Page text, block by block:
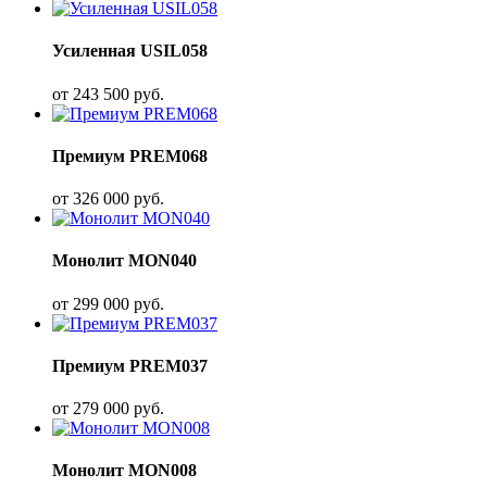
Усиленная USIL058
от 243 500 руб.
Премиум PREM068
от 326 000 руб.
Монолит MON040
от 299 000 руб.
Премиум PREM037
от 279 000 руб.
Монолит MON008